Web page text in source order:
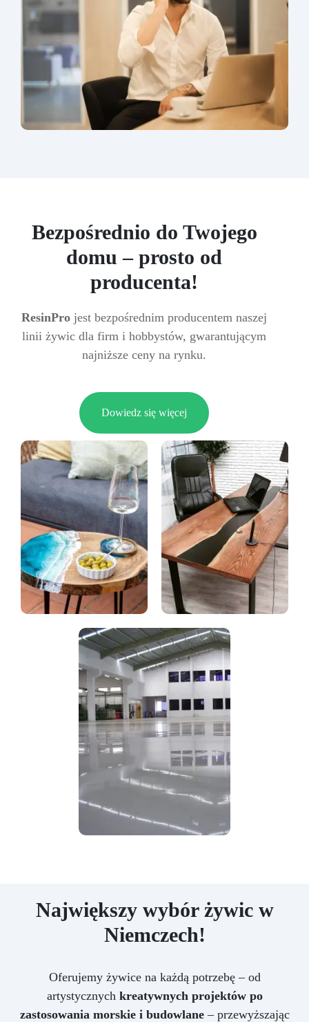
Bezpośrednio do Twojego
domu – prosto od
producenta!
ResinPro jest bezpośrednim producentem naszej
linii żywic dla firm i hobbystów, gwarantującym
najniższe ceny na rynku.
Dowiedz się więcej
Największy wybór żywic w
Niemczech!
Oferujemy żywice na każdą potrzebę – od
artystycznych kreatywnych projektów po
zastosowania morskie i budowlane– przewyższając